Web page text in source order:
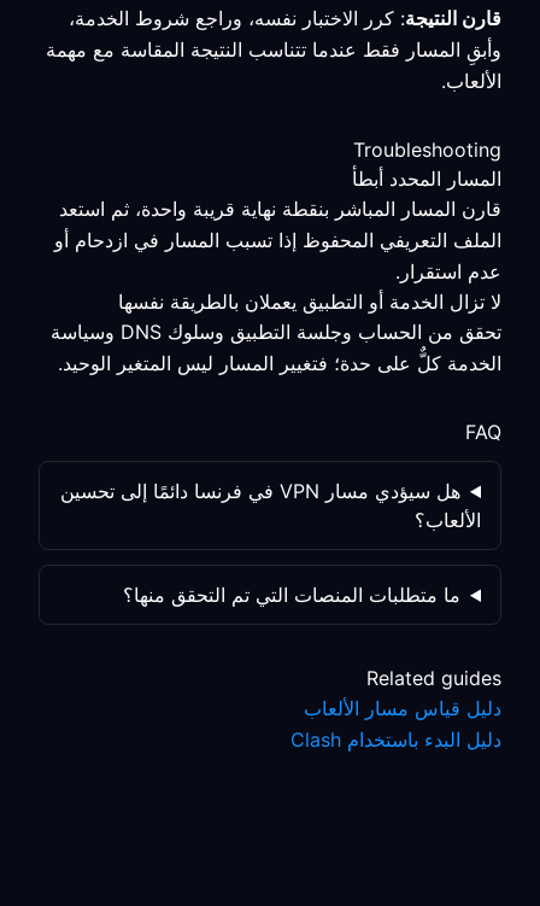
قارن النتيجة: كرر الاختبار نفسه، وراجع شروط الخدمة،
وأبقِ المسار فقط عندما تتناسب النتيجة المقاسة مع مهمة
الألعاب.
Troubleshooting
المسار المحدد أبطأ
قارن المسار المباشر بنقطة نهاية قريبة واحدة، ثم استعد
الملف التعريفي المحفوظ إذا تسبب المسار في ازدحام أو
عدم استقرار.
لا تزال الخدمة أو التطبيق يعملان بالطريقة نفسها
تحقق من الحساب وجلسة التطبيق وسلوك DNS وسياسة
الخدمة كلٌّ على حدة؛ فتغيير المسار ليس المتغير الوحيد.
FAQ
هل سيؤدي مسار VPN في فرنسا دائمًا إلى تحسين
الألعاب؟
ما متطلبات المنصات التي تم التحقق منها؟
Related guides
دليل قياس مسار الألعاب
دليل البدء باستخدام Clash